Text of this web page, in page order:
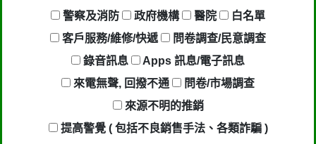
回報時間：2024-03-23 20:18:16
匿名：
👎 推銷/可疑電話/不信任電話
回報內容：低日薪企業 專壓榨員工
行業/類型： 提高警覺 ( 包括不良銷售
手法、各類詐騙 )
警察及消防
政府機構 醫院
白名單
客戶服務/維修/快遞
問卷調查/民意調查
錄音訊息
Apps 訊息/電子訊息
來電無聲, 回撥不通
問卷/市場調查
來源不明的推銷
提高警覺 ( 包括不良銷售手法、各類詐騙 )